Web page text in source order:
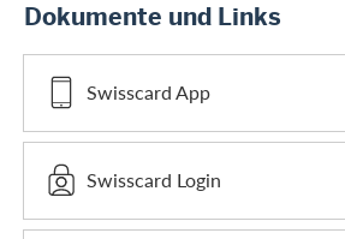
Dokumente und Links
Swisscard App
Swisscard Login